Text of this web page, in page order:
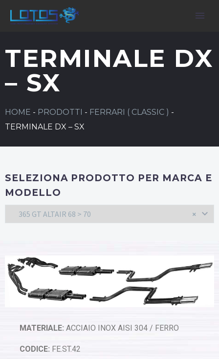
TERMINALE DX
– SX
HOME - PRODOTTI - FERRARI ( CLASSIC ) -
TERMINALE DX – SX
SELEZIONA PRODOTTO PER MARCA E
MODELLO
×
365 GT ALTAIR 68 > 70
MATERIALE: ACCIAIO INOX AISI 304 / FERRO
CODICE: FE.ST.42